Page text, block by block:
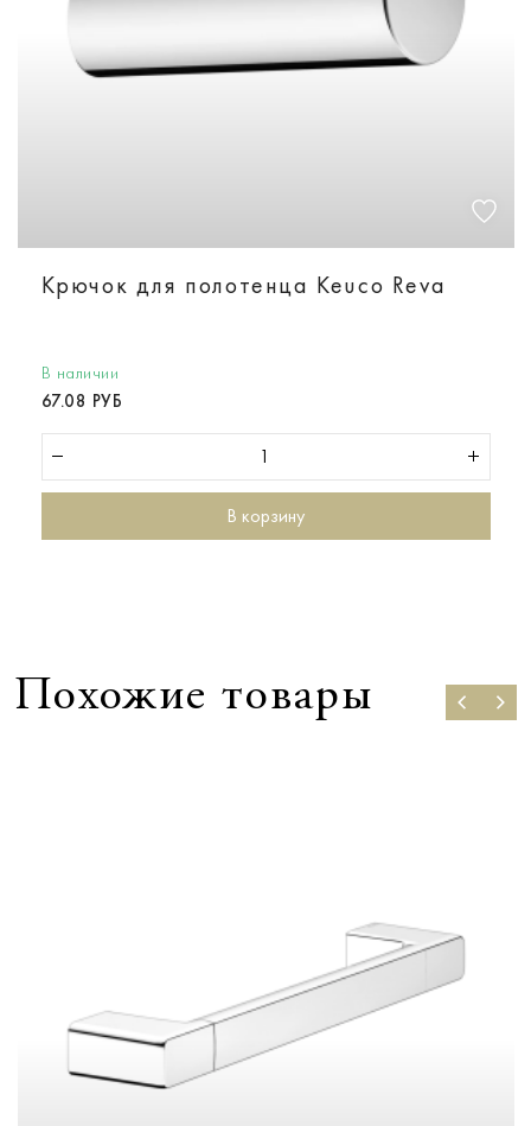
Крючок для полотенца Keuco Reva
В наличии
67.08 РУБ
В корзину
Похожие товары